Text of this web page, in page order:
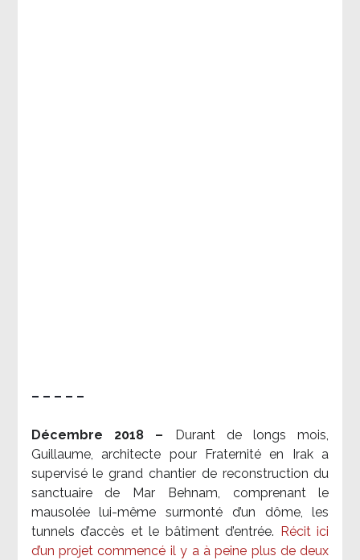
– – – – –
Décembre 2018 –
Durant de longs mois,
Guillaume, architecte pour Fraternité en Irak a
supervisé le grand chantier de reconstruction du
sanctuaire de Mar Behnam, comprenant le
mausolée lui-même surmonté d’un dôme, les
tunnels d’accès et le bâtiment d’entrée.
Récit ici
d’un projet commencé il y a à peine plus de deux